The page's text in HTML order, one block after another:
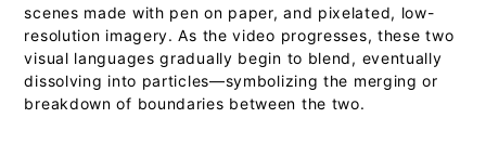
scenes made with pen on paper, and pixelated, low-
resolution imagery. As the video progresses, these two
visual languages gradually begin to blend, eventually
dissolving into particles—symbolizing the merging or
breakdown of boundaries between the two.